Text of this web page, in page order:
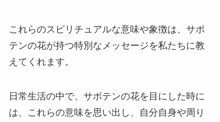
これらのスピリチュアルな意味や象徴は、サボ
テンの花が持つ特別なメッセージを私たちに教
えてくれます。
日常生活の中で、サボテンの花を目にした時に
は、これらの意味を思い出し、自分自身や周り